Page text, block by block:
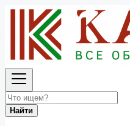
Найти
Новокузнецк
Отдам даром